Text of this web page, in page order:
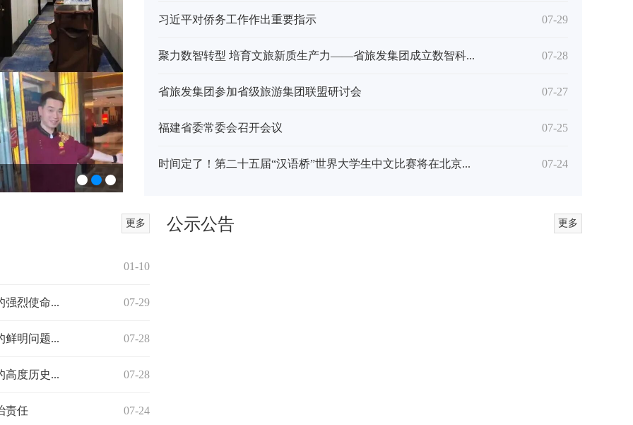
07-29
习近平对侨务工作作出重要指示
07-28
聚力数智转型 培育文旅新质生产力——省旅发集团成立数智科...
07-27
省旅发集团参加省级旅游集团联盟研讨会
07-25
福建省委常委会召开会议
07-24
时间定了！第二十五届“汉语桥”世界大学生中文比赛将在北京...
更多
01-10
07-29
强烈使命...
07-28
鲜明问题...
07-28
高度历史...
07-24
责任
更多
公示公告